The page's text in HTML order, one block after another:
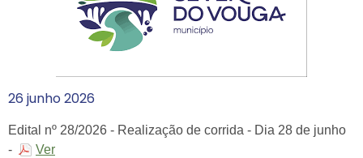
26 junho 2026
Edital nº 28/2026 - Realização de corrida - Dia 28 de junho
-
Ver